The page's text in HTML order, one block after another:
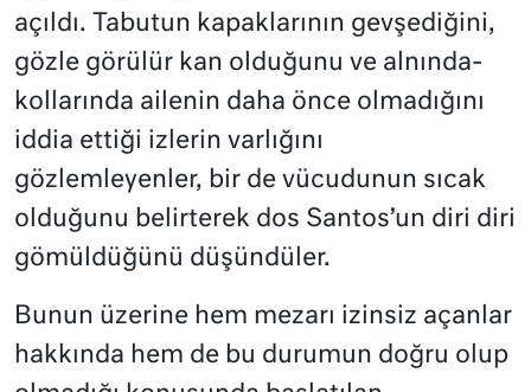
açıldı. Tabutun kapaklarının gevşediğini,
gözle görülür kan olduğunu ve alnında-
kollarında ailenin daha önce olmadığını
iddia ettiği izlerin varlığını
gözlemleyenler, bir de vücudunun sıcak
olduğunu belirterek dos Santos’un diri diri
gömüldüğünü düşündüler.
Bunun üzerine hem mezarı izinsiz açanlar
hakkında hem de bu durumun doğru olup